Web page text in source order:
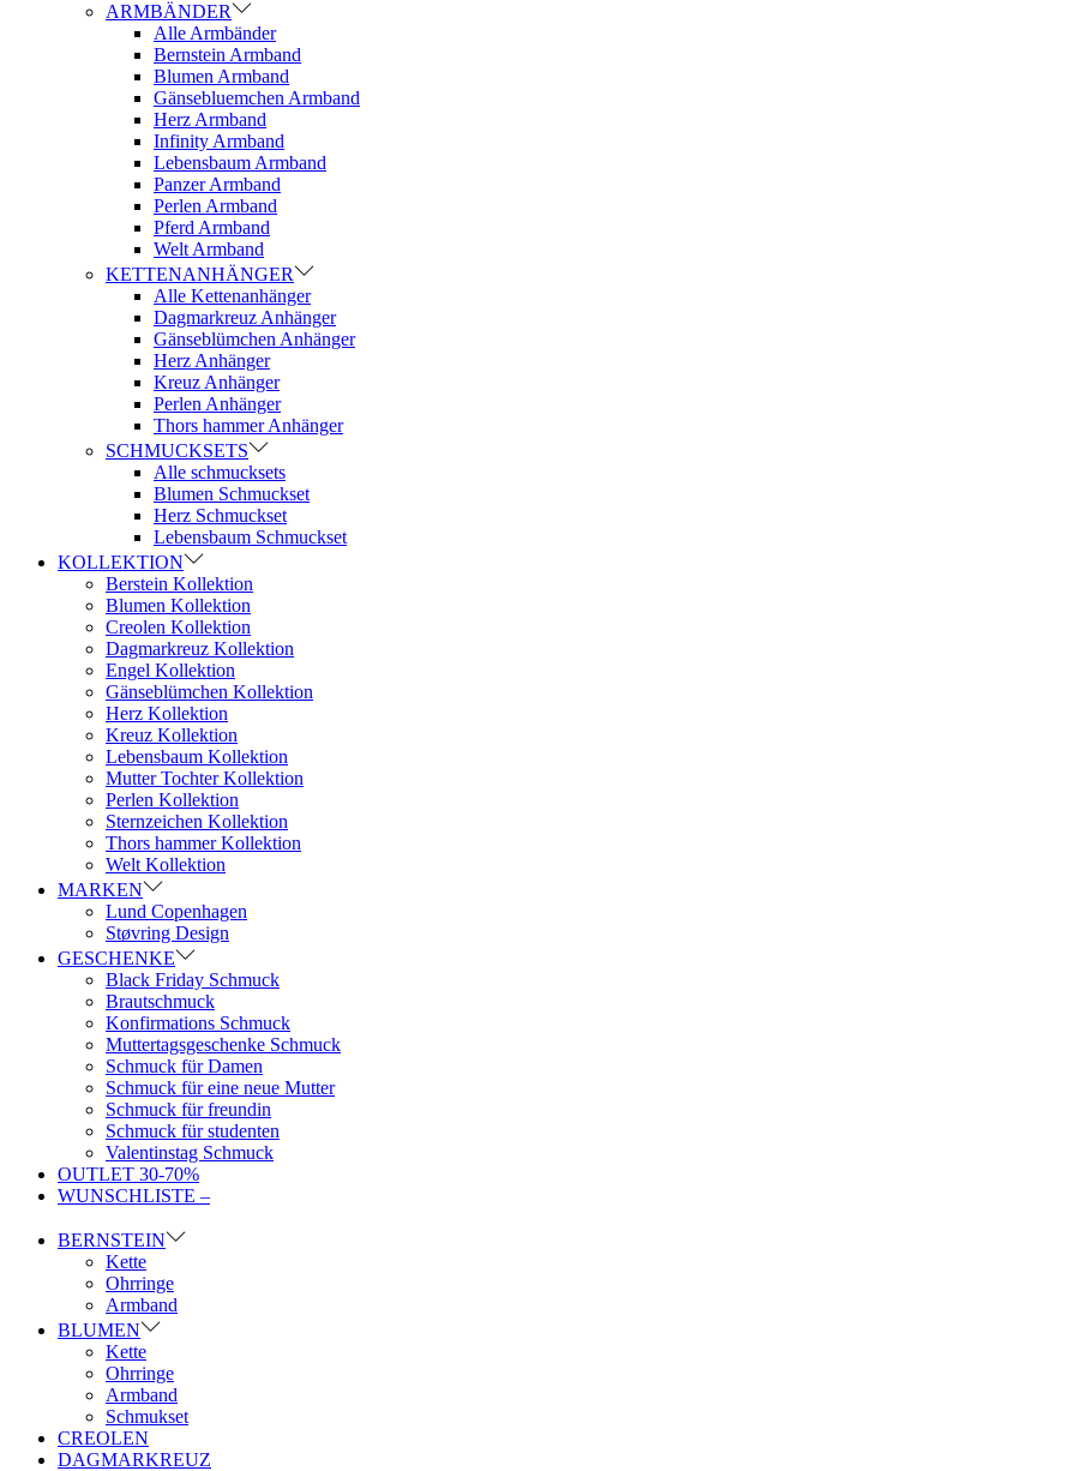
ARMBÄNDER
Alle Armbänder
Bernstein Armband
Blumen Armband
Gänsebluemchen Armband
Herz Armband
Infinity Armband
Lebensbaum Armband
Panzer Armband
Perlen Armband
Pferd Armband
Welt Armband
KETTENANHÄNGER
Alle Kettenanhänger
Dagmarkreuz Anhänger
Gänseblümchen Anhänger
Herz Anhänger
Kreuz Anhänger
Perlen Anhänger
Thors hammer Anhänger
SCHMUCKSETS
Alle schmucksets
Blumen Schmuckset
Herz Schmuckset
Lebensbaum Schmuckset
KOLLEKTION
Berstein Kollektion
Blumen Kollektion
Creolen Kollektion
Dagmarkreuz Kollektion
Engel Kollektion
Gänseblümchen Kollektion
Herz Kollektion
Kreuz Kollektion
Lebensbaum Kollektion
Mutter Tochter Kollektion
Perlen Kollektion
Sternzeichen Kollektion
Thors hammer Kollektion
Welt Kollektion
MARKEN
Lund Copenhagen
Støvring Design
GESCHENKE
Black Friday Schmuck
Brautschmuck
Konfirmations Schmuck
Muttertagsgeschenke Schmuck
Schmuck für Damen
Schmuck für eine neue Mutter
Schmuck für freundin
Schmuck für studenten
Valentinstag Schmuck
OUTLET 30-70%
WUNSCHLISTE –
BERNSTEIN
Kette
Ohrringe
Armband
BLUMEN
Kette
Ohrringe
Armband
Schmukset
CREOLEN
DAGMARKREUZ